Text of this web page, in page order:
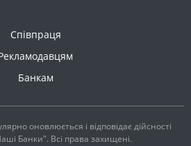
Співпраця
Банкам
оновлюється і відповідає дійсності
Банки". Всі права захищені.